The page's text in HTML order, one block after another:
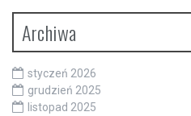
Archiwa
styczeń 2026
grudzień 2025
listopad 2025